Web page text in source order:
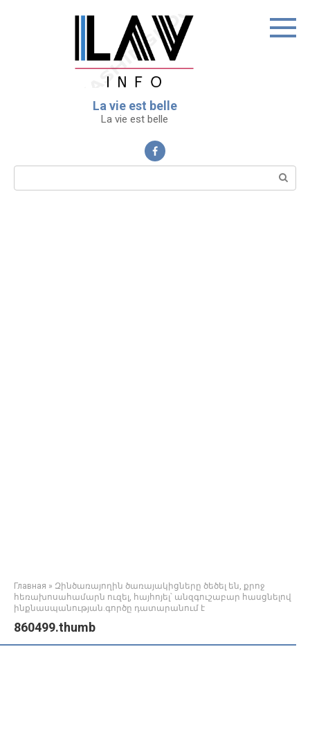
La vie est belle
La vie est belle
Поиск:
Главная » Զինծառայողին ծառայակիցները ծեծել են, քրոջ
հեռախոսահամարն ուզել, հայհոյել՝ անզգուշաբար հասցնելով
ինքնասպանության.գործը դատարանում է
860499.thumb